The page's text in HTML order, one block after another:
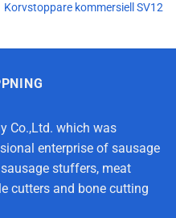
Korvstoppare kommersiell SV12
Co.,Ltd. which was
enterprise of sausage
stuffers, meat
cutters and bone cutting